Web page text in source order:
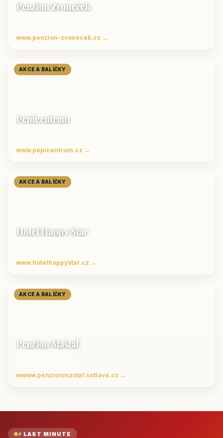
Penzion Zvoneček
www.penzion-zvonecek.cz →
AKCE A BALÍČKY
Pepicentrum
www.pepicentrum.cz →
AKCE A BALÍČKY
Hotel Happy Star
www.hotelhappystar.cz →
AKCE A BALÍČKY
Penzion Maštal
wwww.penzionmastal.satlava.cz →
⚡ LAST MINUTE